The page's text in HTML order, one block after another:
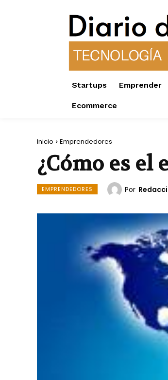
Startups Emprender
Ecommerce
Inicio Emprendedores
¿Cómo es el
EMPRENDEDORES Por